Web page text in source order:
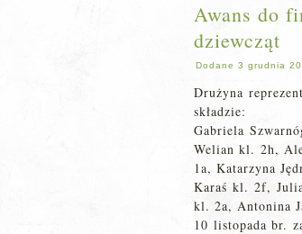
Awans do
dziewcząt
Dodane 3 grudnia
Drużyna
składzie:
Gabriela
Welian kl. 2h,
1a, Katarzyna
Karaś kl. 2f,
kl. 2a, Antonina
10 listopada br.